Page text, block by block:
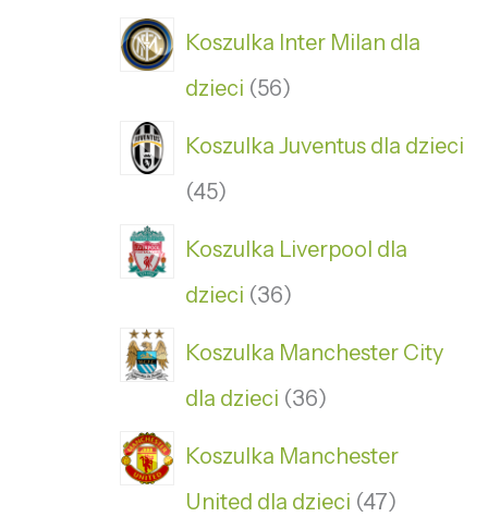
Koszulka Inter Milan dla
dzieci 56
Koszulka Juventus dla dzieci
45
Koszulka Liverpool dla
dzieci 36
Koszulka Manchester City
dla dzieci 36
Koszulka Manchester
United dla dzieci 47